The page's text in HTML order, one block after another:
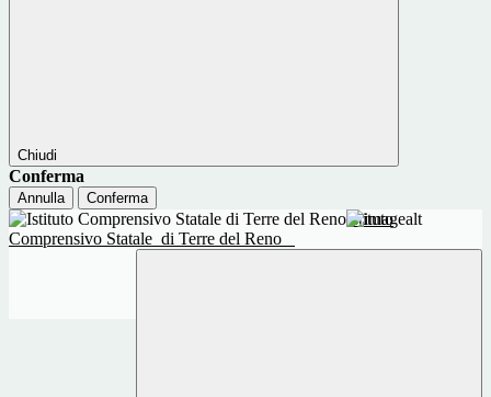
Chiudi
Conferma
Annulla Conferma
Istituto
Comprensivo Statale di Terre del Reno